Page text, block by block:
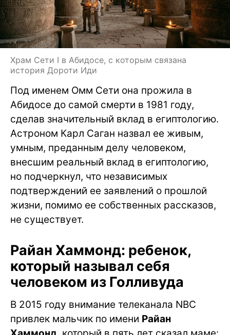
Храм Сети I в Абидосе, с которым связана
история Дороти Иди
Под именем Омм Сети она прожила в
Абидосе до самой смерти в 1981 году,
сделав значительный вклад в египтологию.
Астроном Карл Саган назвал ее живым,
умным, преданным делу человеком,
внесшим реальный вклад в египтологию,
но подчеркнул, что независимых
подтверждений ее заявлений о прошлой
жизни, помимо ее собственных рассказов,
не существует.
Райан Хаммонд: ребенок,
который называл себя
человеком из Голливуда
В 2015 году внимание телеканала NBC
привлек мальчик по имени Райан